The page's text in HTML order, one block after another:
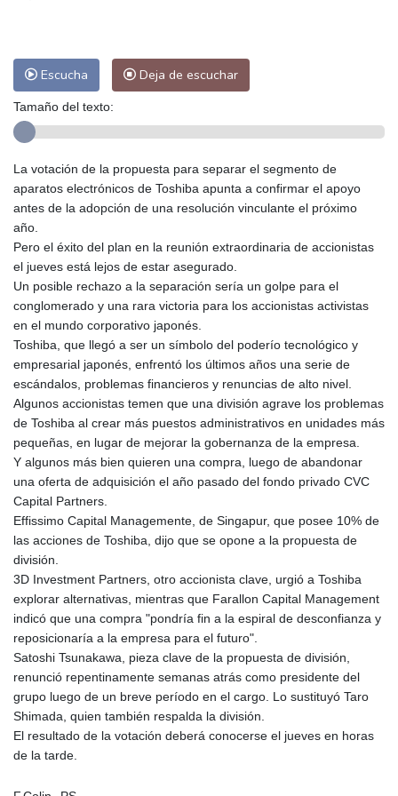
San José
26 °C Asunción
Panama City
Escucha Deja de escuchar
Tamaño del texto:
La votación de la propuesta para separar el segmento de
aparatos electrónicos de Toshiba apunta a confirmar el apoyo
antes de la adopción de una resolución vinculante el próximo
año.
Pero el éxito del plan en la reunión extraordinaria de accionistas
el jueves está lejos de estar asegurado.
Un posible rechazo a la separación sería un golpe para el
conglomerado y una rara victoria para los accionistas activistas
en el mundo corporativo japonés.
Toshiba, que llegó a ser un símbolo del poderío tecnológico y
empresarial japonés, enfrentó los últimos años una serie de
escándalos, problemas financieros y renuncias de alto nivel.
Algunos accionistas temen que una división agrave los problemas
de Toshiba al crear más puestos administrativos en unidades más
pequeñas, en lugar de mejorar la gobernanza de la empresa.
Y algunos más bien quieren una compra, luego de abandonar
una oferta de adquisición el año pasado del fondo privado CVC
Capital Partners.
Effissimo Capital Managemente, de Singapur, que posee 10% de
las acciones de Toshiba, dijo que se opone a la propuesta de
división.
3D Investment Partners, otro accionista clave, urgió a Toshiba
explorar alternativas, mientras que Farallon Capital Management
indicó que una compra "pondría fin a la espiral de desconfianza y
reposicionaría a la empresa para el futuro".
Satoshi Tsunakawa, pieza clave de la propuesta de división,
renunció repentinamente semanas atrás como presidente del
grupo luego de un breve período en el cargo. Lo sustituyó Taro
Shimada, quien también respalda la división.
El resultado de la votación deberá conocerse el jueves en horas
de la tarde.